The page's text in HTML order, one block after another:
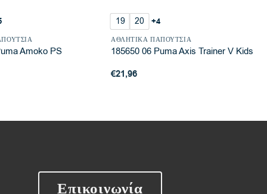
Amoko PS
19 20 +4
ΑΘΛΗΤΙΚΆ ΠΑΠΟΎΤΣΙΑ
185650 06 Puma Axis Trainer V Kids
€21,96
Επικοινωνία